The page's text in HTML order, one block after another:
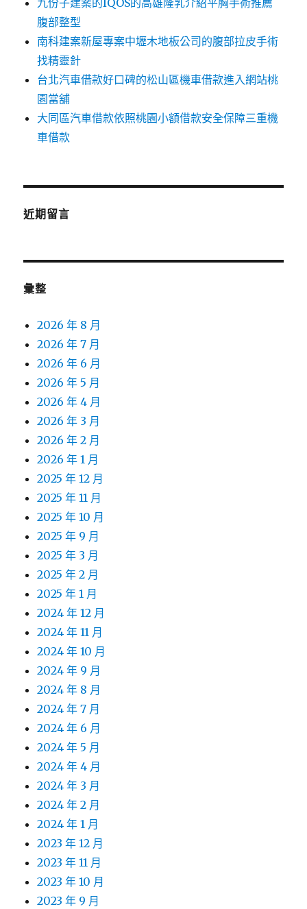
九份子建案的IQOS的高雄隆乳介紹平胸手術推薦
腹部整型
南科建案新屋專案中壢木地板公司的腹部拉皮手術
找精靈針
台北汽車借款好口碑的松山區機車借款進入網站桃
園當舖
大同區汽車借款依照桃園小額借款安全保障三重機
車借款
近期留言
彙整
2026 年 8 月
2026 年 7 月
2026 年 6 月
2026 年 5 月
2026 年 4 月
2026 年 3 月
2026 年 2 月
2026 年 1 月
2025 年 12 月
2025 年 11 月
2025 年 10 月
2025 年 9 月
2025 年 3 月
2025 年 2 月
2025 年 1 月
2024 年 12 月
2024 年 11 月
2024 年 10 月
2024 年 9 月
2024 年 8 月
2024 年 7 月
2024 年 6 月
2024 年 5 月
2024 年 4 月
2024 年 3 月
2024 年 2 月
2024 年 1 月
2023 年 12 月
2023 年 11 月
2023 年 10 月
2023 年 9 月